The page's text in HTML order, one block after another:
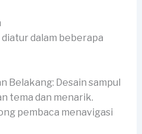
dalam beberapa
Belakang: Desain sampul
tema dan menarik.
pembaca menavigasi